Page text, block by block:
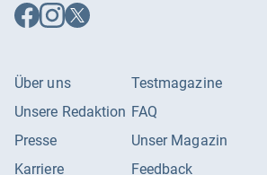
Auf
Facebook
Auf
Instagram
Auf
X
Über uns
Unsere Redaktion
Presse
Karriere
Testmagazine
FAQ
Unser Magazin
Feedback